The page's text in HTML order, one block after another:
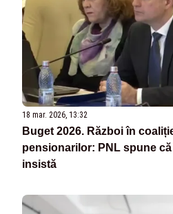
18 mar. 2026, 13:32
Buget 2026. Război în
pensionarilor: PNL spune
insistă